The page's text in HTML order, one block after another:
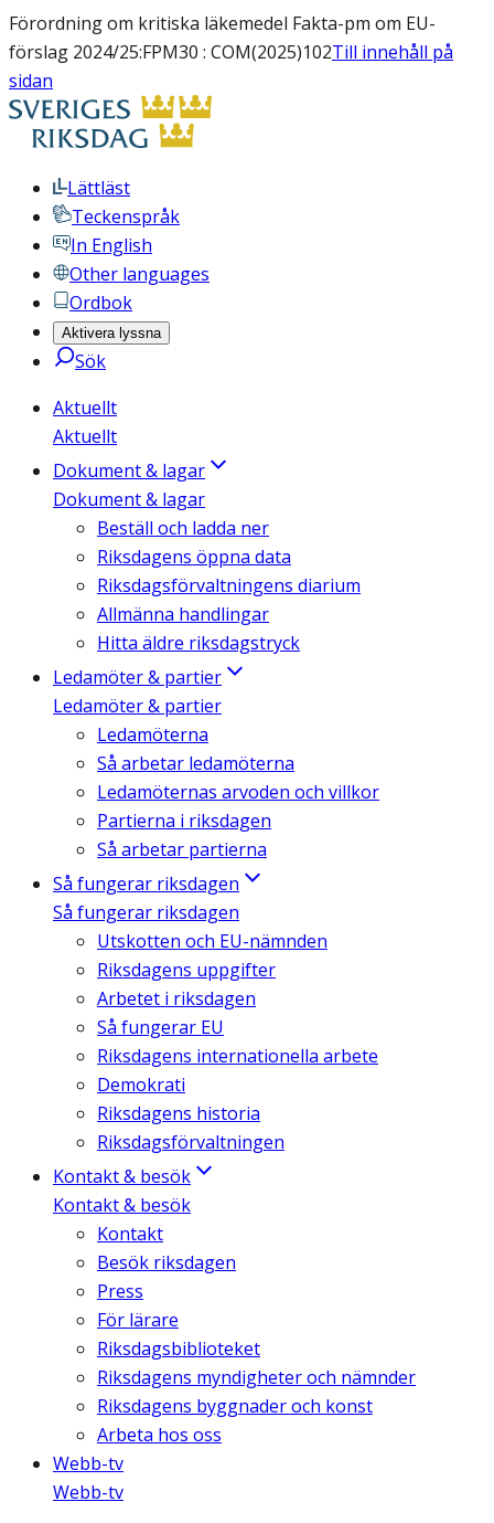
Förordning om kritiska läkemedel Fakta-pm om EU-
förslag 2024/25:FPM30 : COM(2025)102Till innehåll på
sidan
Lättläst
Teckenspråk
In English
Other languages
Ordbok
Aktivera lyssna
Sök
Aktuellt
Aktuellt
Dokument & lagar
Dokument & lagar
Beställ och ladda ner
Riksdagens öppna data
Riksdagsförvaltningens diarium
Allmänna handlingar
Hitta äldre riksdagstryck
Ledamöter & partier
Ledamöter & partier
Ledamöterna
Så arbetar ledamöterna
Ledamöternas arvoden och villkor
Partierna i riksdagen
Så arbetar partierna
Så fungerar riksdagen
Så fungerar riksdagen
Utskotten och EU-nämnden
Riksdagens uppgifter
Arbetet i riksdagen
Så fungerar EU
Riksdagens internationella arbete
Demokrati
Riksdagens historia
Riksdagsförvaltningen
Kontakt & besök
Kontakt & besök
Kontakt
Besök riksdagen
Press
För lärare
Riksdagsbiblioteket
Riksdagens myndigheter och nämnder
Riksdagens byggnader och konst
Arbeta hos oss
Webb-tv
Webb-tv